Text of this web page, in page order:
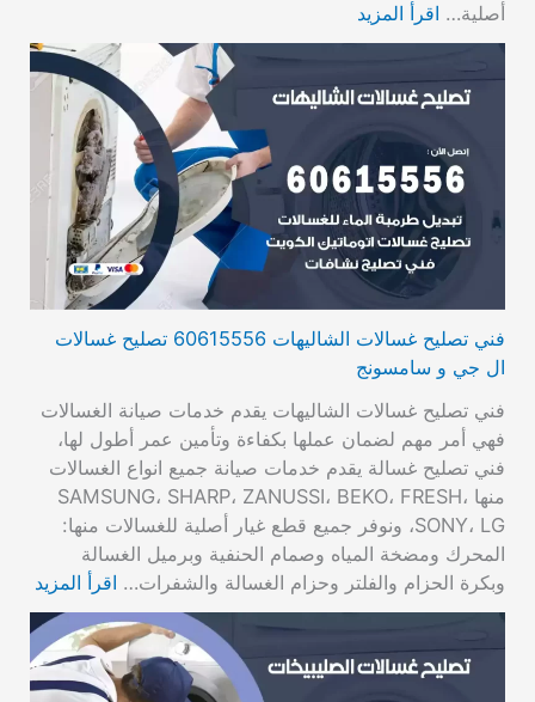
أصلية… اقرأ المزيد
فني تصليح غسالات الشاليهات 60615556 تصليح غسالات
ال جي و سامسونج
فني تصليح غسالات الشاليهات يقدم خدمات صيانة الغسالات
فهي أمر مهم لضمان عملها بكفاءة وتأمين عمر أطول لها،
فني تصليح غسالة يقدم خدمات صيانة جميع انواع الغسالات
منها SAMSUNG، SHARP، ZANUSSI، BEKO، FRESH،
SONY، LG، ونوفر جميع قطع غيار أصلية للغسالات منها:
المحرك ومضخة المياه وصمام الحنفية وبرميل الغسالة
وبكرة الحزام والفلتر وحزام الغسالة والشفرات… اقرأ المزيد